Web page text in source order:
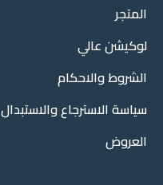
المتجر
لوكيشن عالي
الشروط والاحكام
سياسة الاسترجاع والاستبدال
العروض